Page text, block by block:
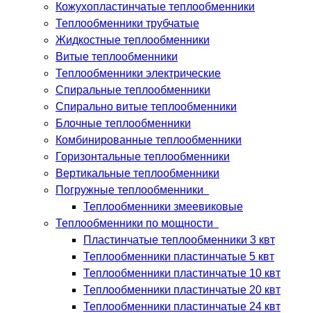
Кожухопластинчатые теплообменники
Теплообменники трубчатые
Жидкостные теплообменники
Витые теплообменники
Теплообменники электрические
Спиральные теплообменники
Спирально витые теплообменники
Блочные теплообменники
Комбинированные теплообменники
Горизонтальные теплообменники
Вертикальные теплообменники
Погружные теплообменники
Теплообменники змеевиковые
Теплообменники по мощности
Пластинчатые теплообменники 3 квт
Теплообменники пластинчатые 5 квт
Теплообменники пластинчатые 10 квт
Теплообменники пластинчатые 20 квт
Теплообменники пластинчатые 24 квт